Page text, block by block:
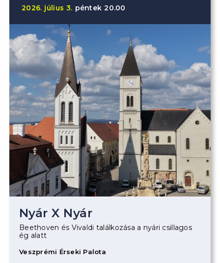
2026. július 3. péntek 20.00
Nyár X Nyár
Beethoven és Vivaldi találkozása a nyári csillagos
ég alatt
Veszprémi Érseki Palota